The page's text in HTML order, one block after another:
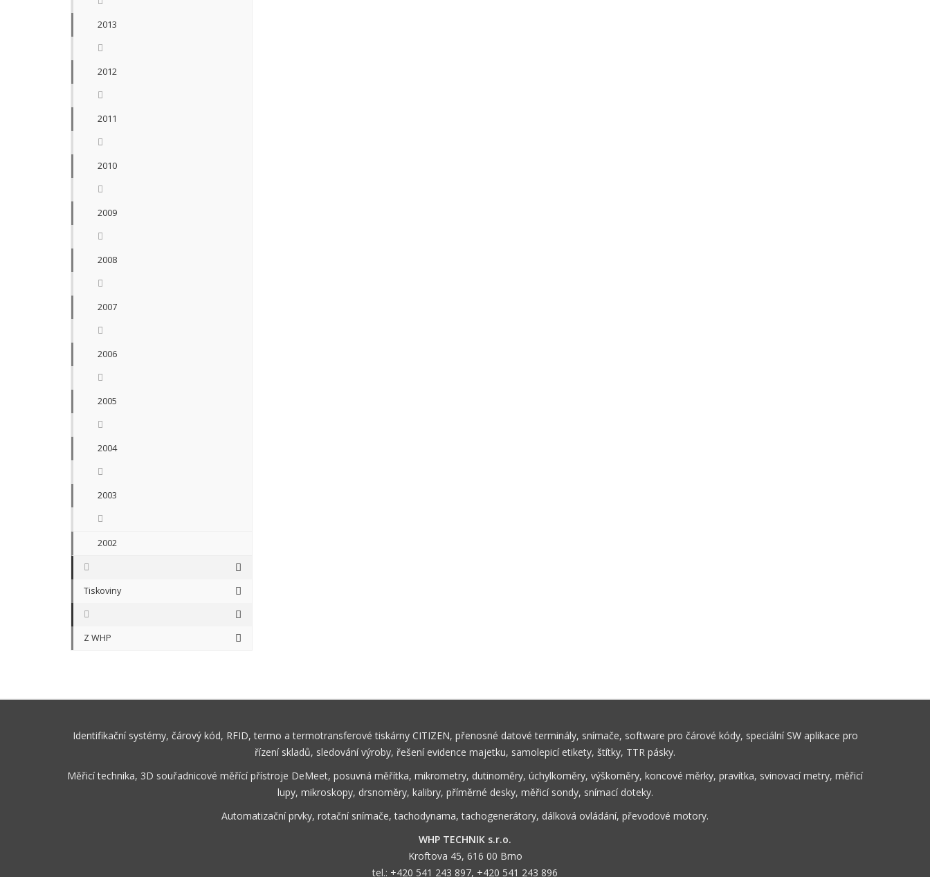
2013
2012
2011
2010
2009
2008
2007
2006
2005
2004
2003
2002
Tiskoviny
Z WHP
Identifikační systémy, čárový kód, RFID, termo a termotransferové tiskárny CITIZEN, přenosné datové terminály, snímače, software pro čárové kódy, speciální SW aplikace pro
řízení skladů, sledování výroby, řešení evidence majetku, samolepicí etikety, štítky, TTR pásky.
Měřicí technika, 3D souřadnicové měřící přístroje DeMeet, posuvná měřítka, mikrometry, dutinoměry, úchylkoměry, výškoměry, koncové měrky, pravítka, svinovací metry, měřicí
lupy, mikroskopy, drsnoměry, kalibry, příměrné desky, měřicí sondy, snímací doteky.
Automatizační prvky, rotační snímače, tachodynama, tachogenerátory, dálková ovládání, převodové motory.
WHP TECHNIK s.r.o.
Kroftova 45, 616 00 Brno
tel.: +420 541 243 897, +420 541 243 896